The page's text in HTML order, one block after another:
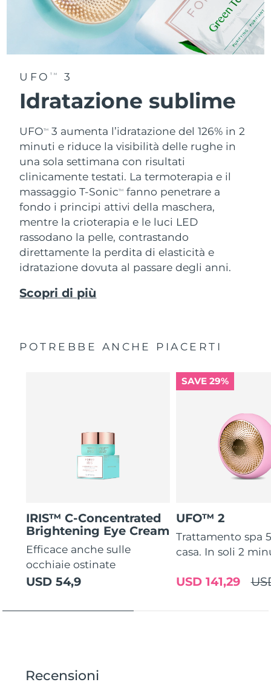
UFO TM 3
Idratazione sublime
UFOTM
3 aumenta l’idratazione del 126% in 2
minuti e riduce la visibilità delle rughe in
una sola settimana con risultati
clinicamente testati. La termoterapia e il
massaggio T-SonicTM
fanno penetrare a
fondo i principi attivi della maschera,
mentre la crioterapia e le luci LED
rassodano la pelle, contrastando
direttamente la perdita di elasticità e
idratazione dovuta al passare degli anni.
Scopri di più
POTREBBE ANCHE PIACERTI
IRIS™ C-Concentrated
Brightening Eye Cream
Efficace anche sulle
occhiaie ostinate
USD 54,9
SAVE 29%
UFO™ 2
Trattamento spa
casa. In soli 2
USD 141,29